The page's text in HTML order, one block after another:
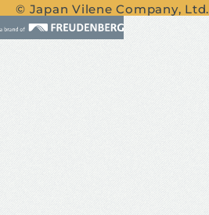
© Japan Vilene Company, Ltd.